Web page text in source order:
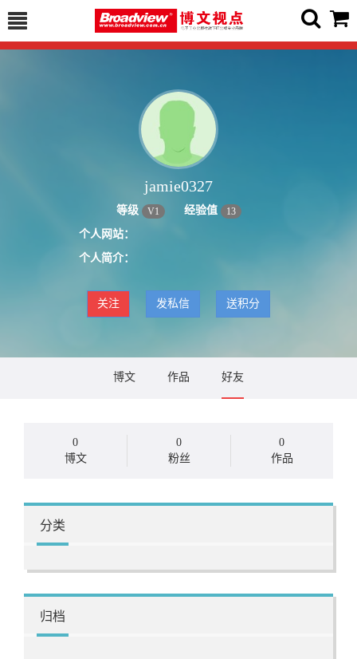
jamie0327
等级 V1 经验值 13
个人网站：
个人简介：
关注 发私信 送积分
博文 作品 好友
0
博文
0
粉丝
0
作品
分类
归档